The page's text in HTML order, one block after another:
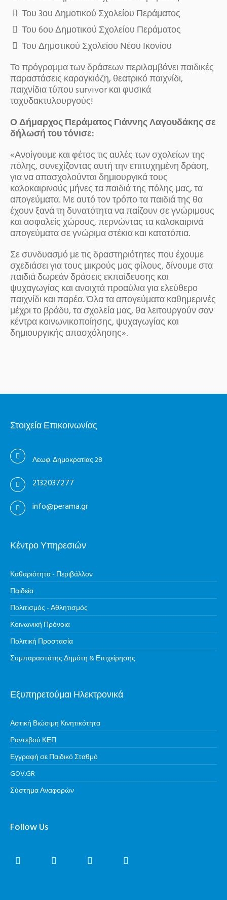
Του 3ου Δημοτικού Σχολείου Περάματος
Του 6ου Δημοτικού Σχολείου Περάματος
Του Δημοτικού Σχολείου Νέου Ικονίου
Το πρόγραμμα των δράσεων περιλαμβάνει παιδικές
παραστάσεις καραγκιόζη, θεατρικό παιχνίδι,
παιχνίδια τύπου survivor και φυσικά
ταχυδακτυλουργούς!
Ο Δήμαρχος Περάματος Γιάννης Λαγουδάκης σε
δήλωσή του τόνισε:
«Ανοίγουμε και φέτος τις αυλές των σχολείων της
πόλης, συνεχίζοντας αυτή την επιτυχημένη δράση,
για να απασχολούνται δημιουργικά τους
καλοκαιρινούς μήνες τα παιδιά της πόλης μας, τα
απογεύματα. Με αυτό τον τρόπο τα παιδιά της θα
έχουν ξανά τη δυνατότητα να παίζουν σε γνώριμους
και ασφαλείς χώρους, περνώντας τα καλοκαιρινά
απογεύματα σε γνώριμα στέκια και κατατόπια.
Σε συνδυασμό με τις δραστηριότητες που έχουμε
σχεδιάσει για τους μικρούς μας φίλους, δίνουμε στα
παιδιά δωρεάν δράσεις εκπαίδευσης και
ψυχαγωγίας και ανοιχτά προαύλια για ελεύθερο
παιχνίδι και παρέα. Όλα τα απογεύματα καθημερινές
μέχρι το βράδυ, τα σχολεία μας, θα λειτουργούν σαν
κέντρα κοινωνικοποίησης, ψυχαγωγίας και
δημιουργικής απασχόλησης».
Στοιχεία Επικοινωνίας
Λεωφ. Δημοκρατίας 28
2132037277
info@perama.gr
Κέντρο Υπηρεσιών
Καθαριότητα - Περιβάλλον
Παιδεία
Πολιτισμός - Αθλητισμός
Κοινωνική Πρόνοια
Πολιτική Προστασία
Συμπαραστάτης Δημότη & Επιχείρησης
Εξυπηρετούμαι Ηλεκτρονικά
Αστική Βιώσιμη Κινητικότητα
Ραντεβού ΚΕΠ
Εγγραφή σε Παιδικό Σταθμό
GOV.GR
Σύστημα Αναφορών
Follow Us